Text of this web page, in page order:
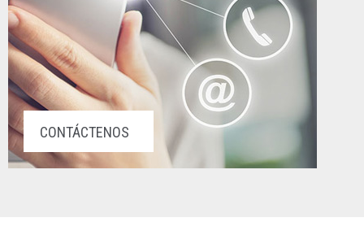
CONTÁCTENOS